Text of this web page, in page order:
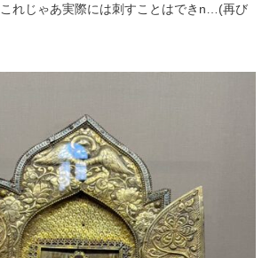
これじゃあ実際には刺すことはできn…(再び